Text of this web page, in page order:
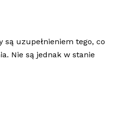
są uzupełnieniem tego, co
Nie są jednak w stanie